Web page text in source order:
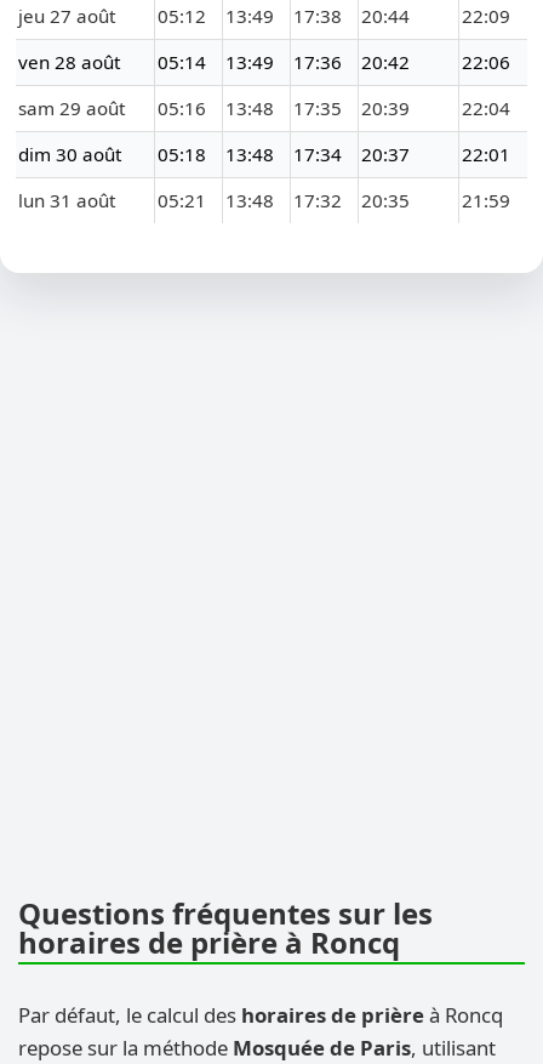
jeu 27 août 05:12 13:49 17:38 20:44
22:09
ven 28 août
05:14 13:49 17:36 20:42
22:06
sam 29 août
05:16 13:48 17:35 20:39
22:04
dim 30 août
05:18 13:48 17:34 20:37
22:01
lun 31 août
05:21 13:48 17:32 20:35 21:59
Questions fréquentes sur les
horaires de prière à Roncq
Par défaut, le calcul des horaires de prièreà Roncq
repose sur la méthode Mosquée de Paris, utilisant